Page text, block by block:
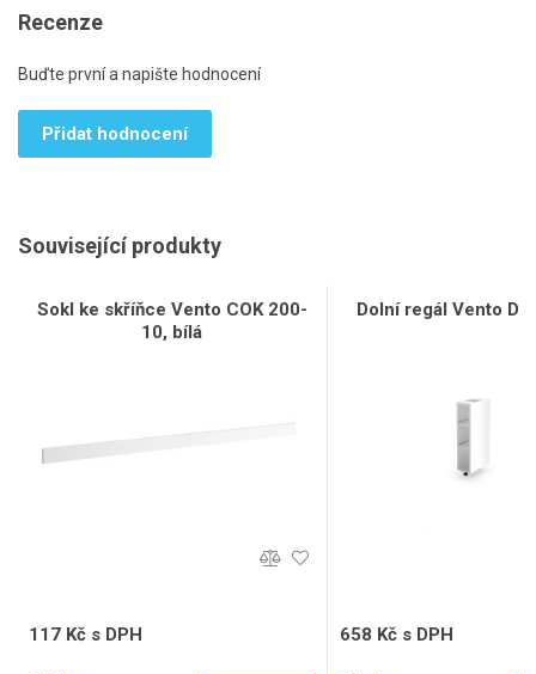
Recenze
Buďte první a napište hodnocení
Přidat hodnocení
Související produkty
Sokl ke skříňce Vento COK 200-
10, bílá
117 Kč s DPH
Dolní regál Vento
658 Kč s DPH